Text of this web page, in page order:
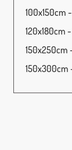
100x150cm
120x180cm
150x250cm
150x300cm